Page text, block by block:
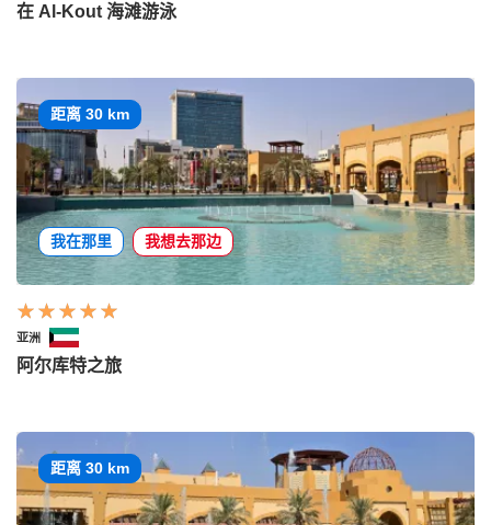
在 Al-Kout 海滩游泳
距离 30 km
我在那里 我想去那边
亚洲
阿尔库特之旅
距离 30 km